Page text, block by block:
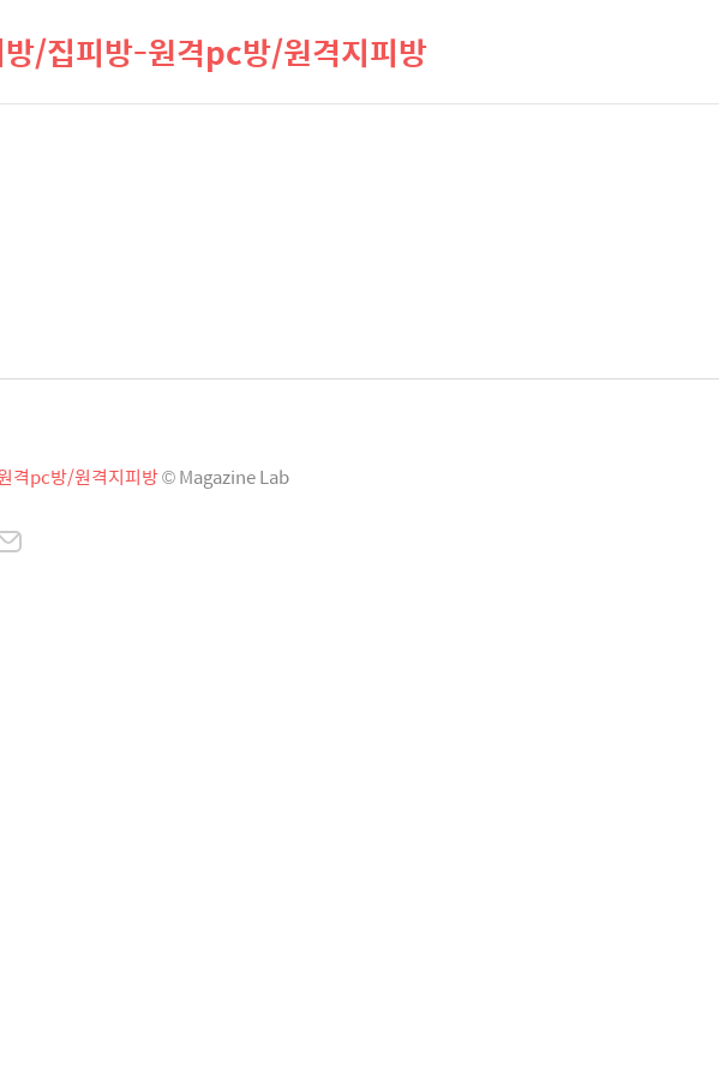
/집피방-원격pc방/원격지피방
격pc방/원격지피방© Magazine Lab